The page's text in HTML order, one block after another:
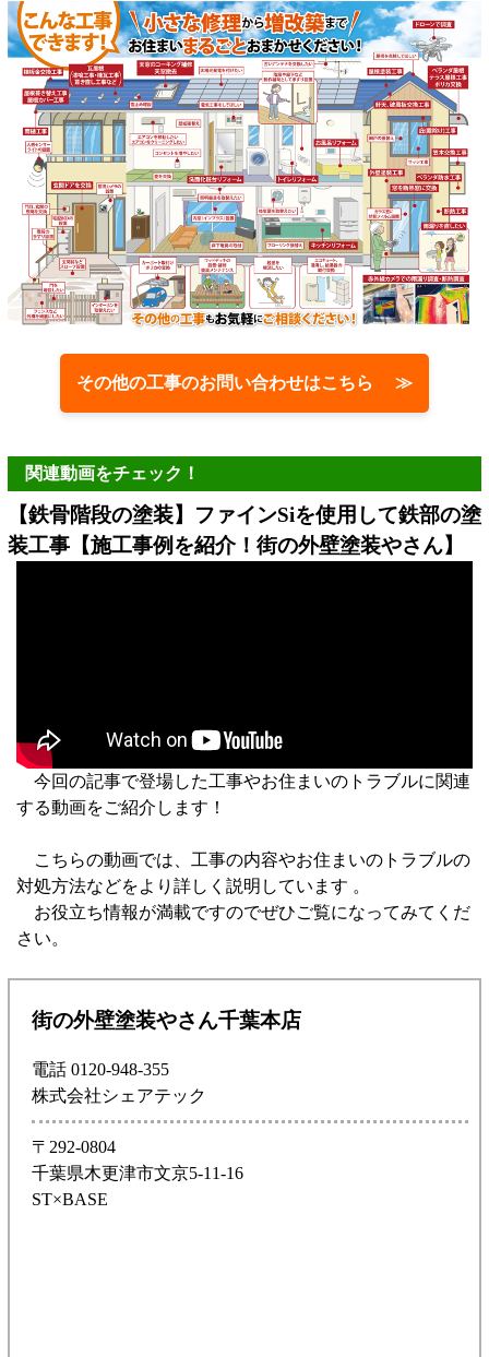
その他の工事のお問い合わせはこちら ≫
関連動画をチェック！
【鉄骨階段の塗装】ファインSiを使用して鉄部の塗
装工事【施工事例を紹介！街の外壁塗装やさん】
今回の記事で登場した工事やお住まいのトラブルに関連
する動画をご紹介します！
こちらの動画では、工事の内容やお住まいのトラブルの
対処方法などをより詳しく説明しています 。
お役立ち情報が満載ですのでぜひご覧になってみてくだ
さい。
街の外壁塗装やさん千葉本店
電話 0120-948-355
株式会社シェアテック
〒292-0804
千葉県木更津市文京5-11-16
ST×BASE